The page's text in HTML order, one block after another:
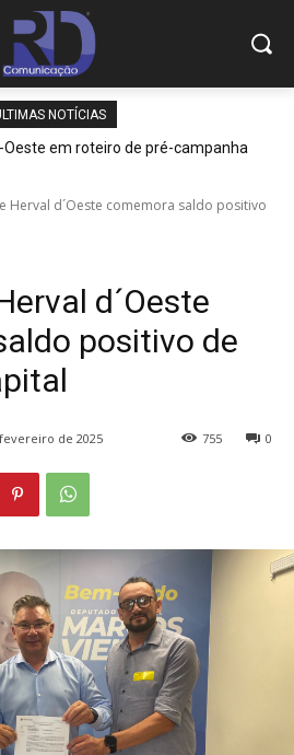
NOTÍCIAS
em roteiro de pré-campanha
Herval d´Oeste comemora saldo positivo
d´Oeste
positivo de
de 2025 0
755